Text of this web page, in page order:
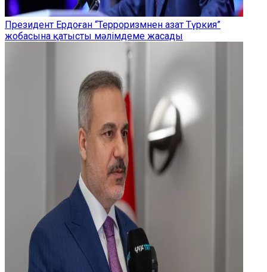
Президент Ердоған “Терроризмнен азат Түркия”
жобасына қатысты мәлімдеме жасады